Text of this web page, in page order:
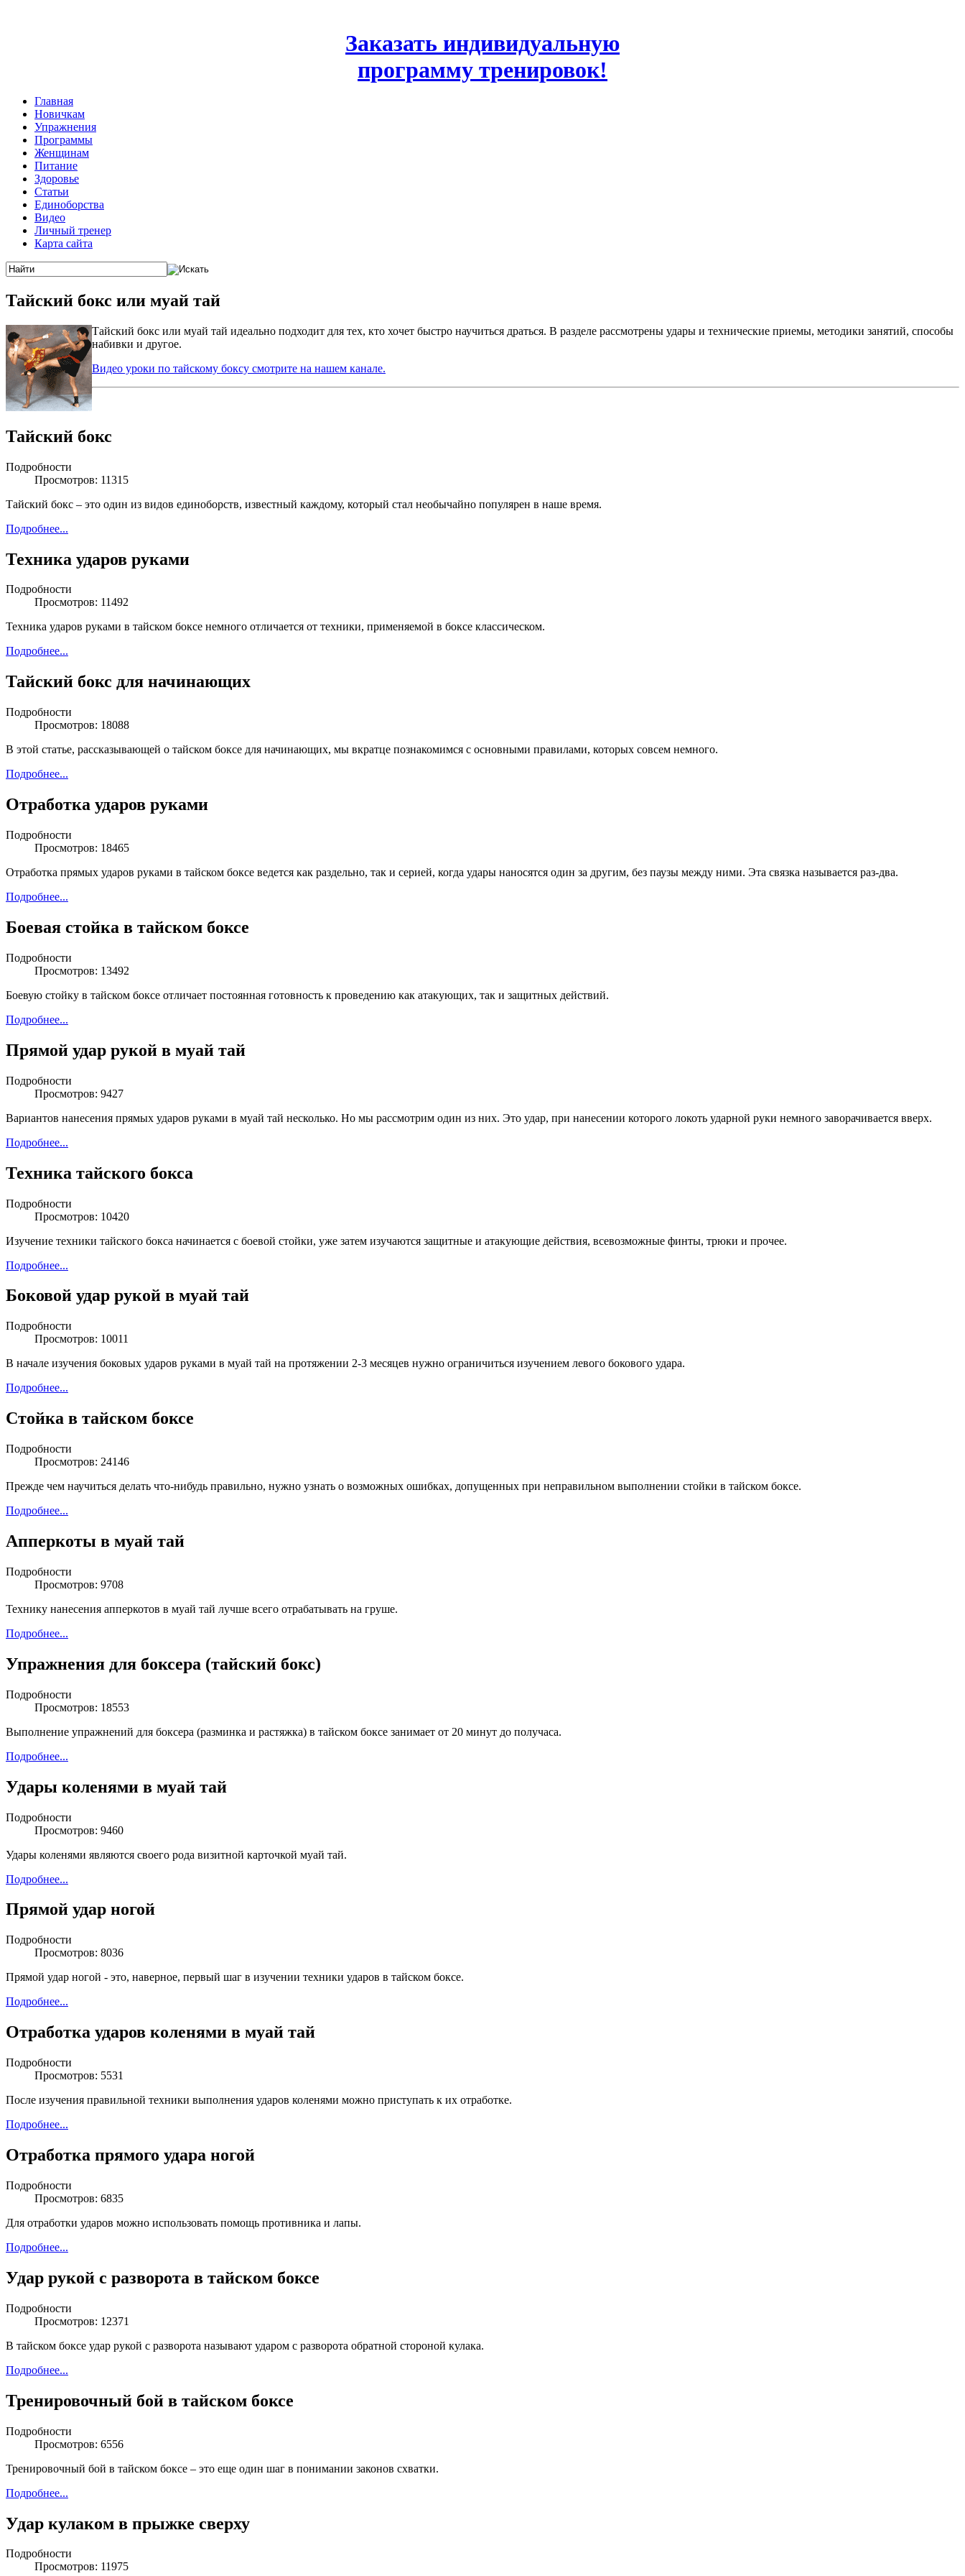
Заказать индивидуальную
программу тренировок!
Главная
Новичкам
Упражнения
Программы
Женщинам
Питание
Здоровье
Статьи
Единоборства
Видео
Личный тренер
Карта сайта
Тайский бокс или муай тай
Тайский бокс или муай тай идеально подходит для тех, кто хочет быстро научиться драться. В разделе рассмотрены удары и технические приемы, методики занятий, способы
набивки и другое.
Видео уроки по тайскому боксу смотрите на нашем канале.
Тайский бокс
Подробности
Просмотров: 11315
Тайский бокс – это один из видов единоборств, известный каждому, который стал необычайно популярен в наше время.
Подробнее...
Техника ударов руками
Подробности
Просмотров: 11492
Техника ударов руками в тайском боксе немного отличается от техники, применяемой в боксе классическом.
Подробнее...
Тайский бокс для начинающих
Подробности
Просмотров: 18088
В этой статье, рассказывающей о тайском боксе для начинающих, мы вкратце познакомимся с основными правилами, которых совсем немного.
Подробнее...
Отработка ударов руками
Подробности
Просмотров: 18465
Отработка прямых ударов руками в тайском боксе ведется как раздельно, так и серией, когда удары наносятся один за другим, без паузы между ними. Эта связка называется раз-два.
Подробнее...
Боевая стойка в тайском боксе
Подробности
Просмотров: 13492
Боевую стойку в тайском боксе отличает постоянная готовность к проведению как атакующих, так и защитных действий.
Подробнее...
Прямой удар рукой в муай тай
Подробности
Просмотров: 9427
Вариантов нанесения прямых ударов руками в муай тай несколько. Но мы рассмотрим один из них. Это удар, при нанесении которого локоть ударной руки немного заворачивается вверх.
Подробнее...
Техника тайского бокса
Подробности
Просмотров: 10420
Изучение техники тайского бокса начинается с боевой стойки, уже затем изучаются защитные и атакующие действия, всевозможные финты, трюки и прочее.
Подробнее...
Боковой удар рукой в муай тай
Подробности
Просмотров: 10011
В начале изучения боковых ударов руками в муай тай на протяжении 2-3 месяцев нужно ограничиться изучением левого бокового удара.
Подробнее...
Стойка в тайском боксе
Подробности
Просмотров: 24146
Прежде чем научиться делать что-нибудь правильно, нужно узнать о возможных ошибках, допущенных при неправильном выполнении стойки в тайском боксе.
Подробнее...
Апперкоты в муай тай
Подробности
Просмотров: 9708
Технику нанесения апперкотов в муай тай лучше всего отрабатывать на груше.
Подробнее...
Упражнения для боксера (тайский бокс)
Подробности
Просмотров: 18553
Выполнение упражнений для боксера (разминка и растяжка) в тайском боксе занимает от 20 минут до получаса.
Подробнее...
Удары коленями в муай тай
Подробности
Просмотров: 9460
Удары коленями являются своего рода визитной карточкой муай тай.
Подробнее...
Прямой удар ногой
Подробности
Просмотров: 8036
Прямой удар ногой - это, наверное, первый шаг в изучении техники ударов в тайском боксе.
Подробнее...
Отработка ударов коленями в муай тай
Подробности
Просмотров: 5531
После изучения правильной техники выполнения ударов коленями можно приступать к их отработке.
Подробнее...
Отработка прямого удара ногой
Подробности
Просмотров: 6835
Для отработки ударов можно использовать помощь противника и лапы.
Подробнее...
Удар рукой с разворота в тайском боксе
Подробности
Просмотров: 12371
В тайском боксе удар рукой с разворота называют ударом с разворота обратной стороной кулака.
Подробнее...
Тренировочный бой в тайском боксе
Подробности
Просмотров: 6556
Тренировочный бой в тайском боксе – это еще один шаг в понимании законов схватки.
Подробнее...
Удар кулаком в прыжке сверху
Подробности
Просмотров: 11975